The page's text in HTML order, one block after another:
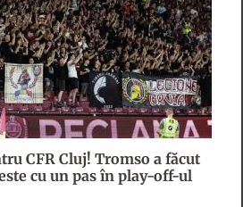
CFR Cluj! Tromso a făcut
cu un pas în play-off-ul